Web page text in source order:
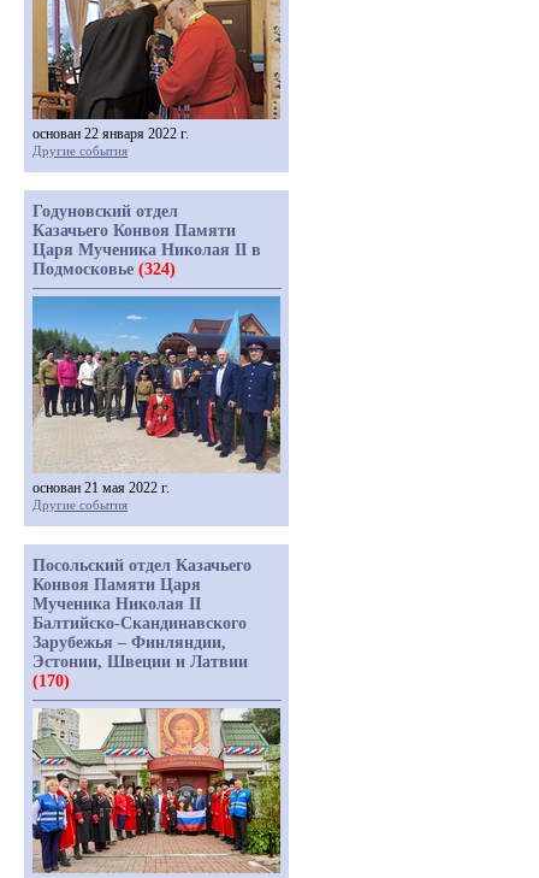
основан 22 января 2022 г.
Другие события
Годуновский отдел
Казачьего Конвоя Памяти
Царя Мученика Николая II в
Подмосковье (324)
основан 21 мая 2022 г.
Другие события
Посольский отдел Казачьего
Конвоя Памяти Царя
Мученика Николая II
Балтийско-Скандинавского
Зарубежья – Финляндии,
Эстонии, Швеции и Латвии
(170)